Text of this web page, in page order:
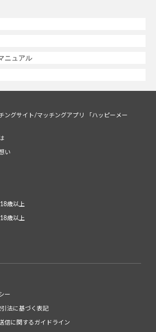
ニュアル
ングサイト/マッチングアプリ 「ハッピーメー
い
歳以上
歳以上
ー
法に基づく表記
信に関するガイドライン